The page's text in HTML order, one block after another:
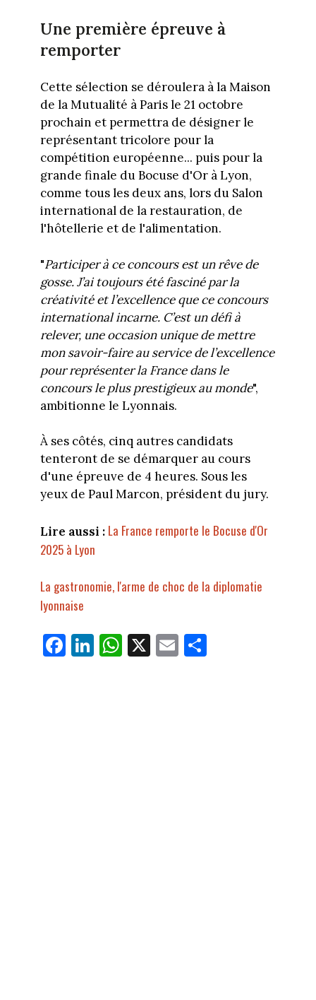
Une première épreuve à
remporter
Cette sélection se déroulera à la Maison
de la Mutualité à Paris le 21 octobre
prochain et permettra de désigner le
représentant tricolore pour la
compétition européenne... puis pour la
grande finale du Bocuse d'Or à Lyon,
comme tous les deux ans, lors du Salon
international de la restauration, de
l'hôtellerie et de l'alimentation.
"Participer à ce concours est un rêve de
gosse. J’ai toujours été fasciné par la
créativité et l’excellence que ce concours
international incarne. C’est un défi à
relever, une occasion unique de mettre
mon savoir-faire au service de l’excellence
pour représenter la France dans le
concours le plus prestigieux au monde",
ambitionne le Lyonnais.
À ses côtés, cinq autres candidats
tenteront de se démarquer au cours
d'une épreuve de 4 heures. Sous les
yeux de Paul Marcon, président du jury.
Lire aussi : La France remporte le Bocuse d'Or
2025 à Lyon
La gastronomie, l'arme de choc de la diplomatie
lyonnaise
Fa
ce
Li
nk
W
ha
X E
m
Pa